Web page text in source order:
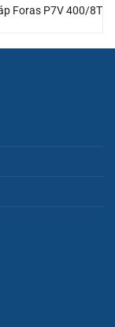
Foras P7V 400/8T